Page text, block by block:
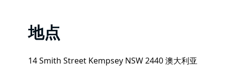
地点
14 Smith Street Kempsey NSW 2440 澳大利亚